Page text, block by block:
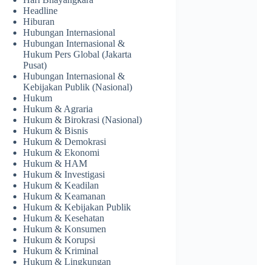
Headline
Hiburan
Hubungan Internasional
Hubungan Internasional &
Hukum Pers Global (Jakarta
Pusat)
Hubungan Internasional &
Kebijakan Publik (Nasional)
Hukum
Hukum & Agraria
Hukum & Birokrasi (Nasional)
Hukum & Bisnis
Hukum & Demokrasi
Hukum & Ekonomi
Hukum & HAM
Hukum & Investigasi
Hukum & Keadilan
Hukum & Keamanan
Hukum & Kebijakan Publik
Hukum & Kesehatan
Hukum & Konsumen
Hukum & Korupsi
Hukum & Kriminal
Hukum & Lingkungan